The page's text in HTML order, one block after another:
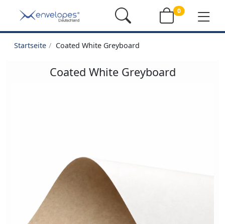
0
Startseite Coated White Greyboard
Coated White Greyboard